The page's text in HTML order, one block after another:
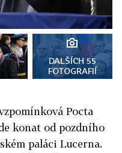
DALŠÍCH 55
FOTOGRAFIÍ
Pocta
konat od pozdního
paláci Lucerna.